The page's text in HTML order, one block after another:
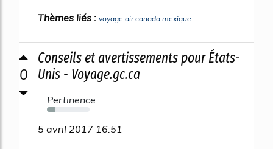
Thèmes liés : voyage air canada mexique
0
Conseils et avertissements pour États-
Unis - Voyage.gc.ca
Pertinence
19%
5 avril 2017 16:51